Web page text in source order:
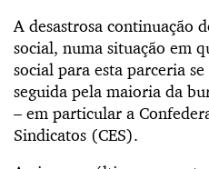
A desastrosa continuação
social, numa situação em
social para esta parceria
seguida pela maioria da
– em particular a
Sindicatos (CES).